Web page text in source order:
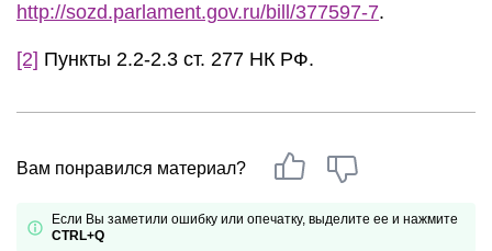
http://sozd.parlament.gov.ru/bill/377597-7.
[2] Пункты 2.2-2.3 ст. 277 НК РФ.
Вам понравился материал?
Если Вы заметили ошибку или опечатку, выделите ее и нажмите
CTRL+Q